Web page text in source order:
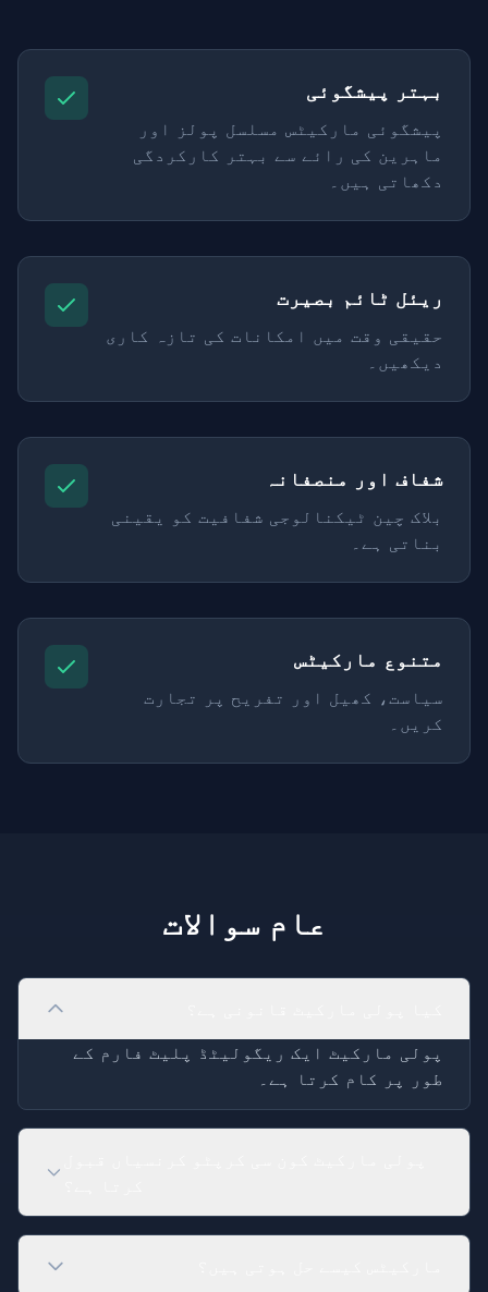
بہتر پیشگوئی
پیشگوئی مارکیٹس مسلسل پولز اور
ماہرین کی رائے سے بہتر کارکردگی
دکھاتی ہیں۔
ریئل ٹائم بصیرت
حقیقی وقت میں امکانات کی تازہ کاری
دیکھیں۔
شفاف اور منصفانہ
بلاک چین ٹیکنالوجی شفافیت کو یقینی
بناتی ہے۔
متنوع مارکیٹس
سیاست، کھیل اور تفریح پر تجارت
کریں۔
عام سوالات
پولی مارکیٹ ایک ریگولیٹڈ پلیٹ فارم کے
طور پر کام کرتا ہے۔